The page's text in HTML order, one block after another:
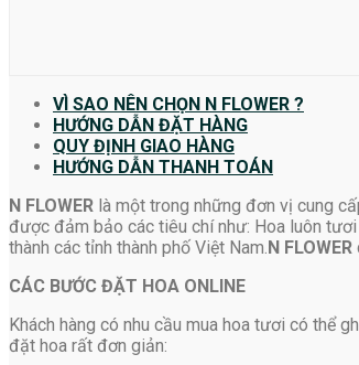
VÌ SAO NÊN CHỌN N FLOWER ?
HƯỚNG DẪN ĐẶT HÀNG
QUY ĐỊNH GIAO HÀNG
HƯỚNG DẪN THANH TOÁN
N FLOWER là một trong những đơn vị cung
được đảm bảo các tiêu chí như: Hoa luôn
thành các tỉnh thành phố Việt Nam. N FLOWER
CÁC BƯỚC ĐẶT HOA ONLINE
Khách hàng có nhu cầu mua hoa tươi có thể
đặt hoa rất đơn giản: